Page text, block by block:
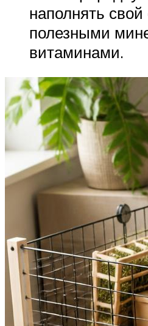
наполнять свой
полезными
витаминами.